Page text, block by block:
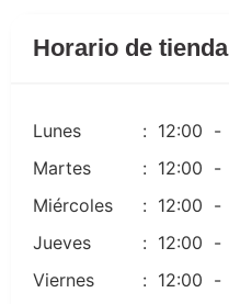
Horario de tienda
Lunes : 12:00 -
Martes
: 12:00 -
Miércoles
: 12:00 -
Jueves
: 12:00 -
Viernes
: 12:00 -